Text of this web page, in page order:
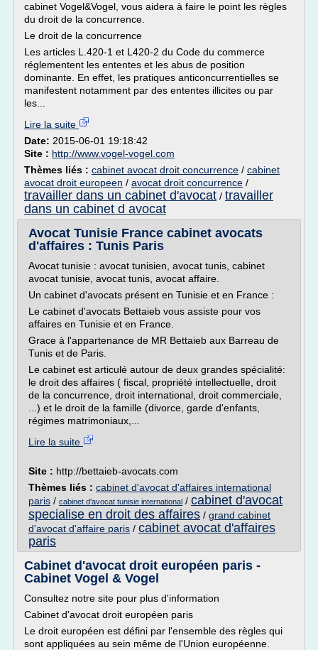
cabinet Vogel&Vogel, vous aidera à faire le point les règles
du droit de la concurrence.
Le droit de la concurrence
Les articles L.420-1 et L420-2 du Code du commerce
réglementent les ententes et les abus de position
dominante. En effet, les pratiques anticoncurrentielles se
manifestent notamment par des ententes illicites ou par
les...
Lire la suite
Date: 2015-06-01 19:18:42
Site : http://www.vogel-vogel.com
Thèmes liés : cabinet avocat droit concurrence / cabinet
avocat droit europeen / avocat droit concurrence /
travailler dans un cabinet d'avocat / travailler
dans un cabinet d avocat
Avocat Tunisie France cabinet avocats
d'affaires : Tunis Paris
Avocat tunisie : avocat tunisien, avocat tunis, cabinet
avocat tunisie, avocat tunis, avocat affaire.
Un cabinet d'avocats présent en Tunisie et en France :
Le cabinet d'avocats Bettaieb vous assiste pour vos
affaires en Tunisie et en France.
Grace à l'appartenance de MR Bettaieb aux Barreau de
Tunis et de Paris.
Le cabinet est articulé autour de deux grandes spécialité:
le droit des affaires ( fiscal, propriété intellectuelle, droit
de la concurrence, droit international, droit commerciale,
...) et le droit de la famille (divorce, garde d'enfants,
régimes matrimoniaux,...
Lire la suite
Site : http://bettaieb-avocats.com
Thèmes liés : cabinet d'avocat d'affaires international
paris / cabinet d'avocat tunisie international / cabinet d'avocat
specialise en droit des affaires / grand cabinet
d'avocat d'affaire paris / cabinet avocat d'affaires
paris
Cabinet d'avocat droit européen paris -
Cabinet Vogel & Vogel
Consultez notre site pour plus d'information
Cabinet d'avocat droit européen paris
Le droit européen est défini par l'ensemble des règles qui
sont appliquées au sein même de l'Union européenne.